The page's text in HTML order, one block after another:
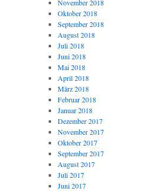
November 2018
Oktober 2018
September 2018
August 2018
Juli 2018
Juni 2018
Mai 2018
April 2018
März 2018
Februar 2018
Januar 2018
Dezember 2017
November 2017
Oktober 2017
September 2017
August 2017
Juli 2017
Juni 2017